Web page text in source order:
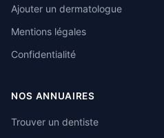
Ajouter un dermatologue
Mentions légales
Confidentialité
NOS ANNUAIRES
Trouver un dentiste